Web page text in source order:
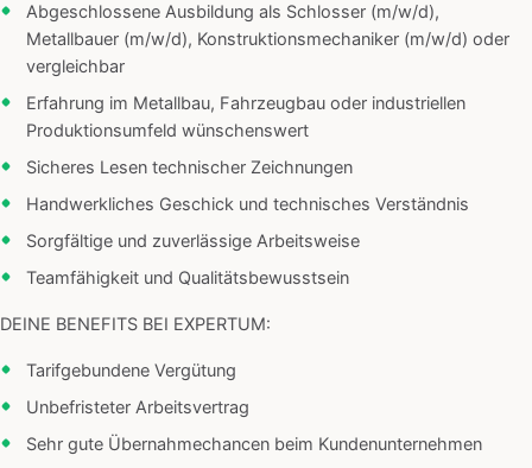
Abgeschlossene Ausbildung als Schlosser (m/w/d),
Metallbauer (m/w/d), Konstruktionsmechaniker (m/w/d) oder
vergleichbar
Erfahrung im Metallbau, Fahrzeugbau oder industriellen
Produktionsumfeld wünschenswert
Sicheres Lesen technischer Zeichnungen
Handwerkliches Geschick und technisches Verständnis
Sorgfältige und zuverlässige Arbeitsweise
Teamfähigkeit und Qualitätsbewusstsein
DEINE BENEFITS BEI EXPERTUM:
Tarifgebundene Vergütung
Unbefristeter Arbeitsvertrag
Sehr gute Übernahmechancen beim Kundenunternehmen